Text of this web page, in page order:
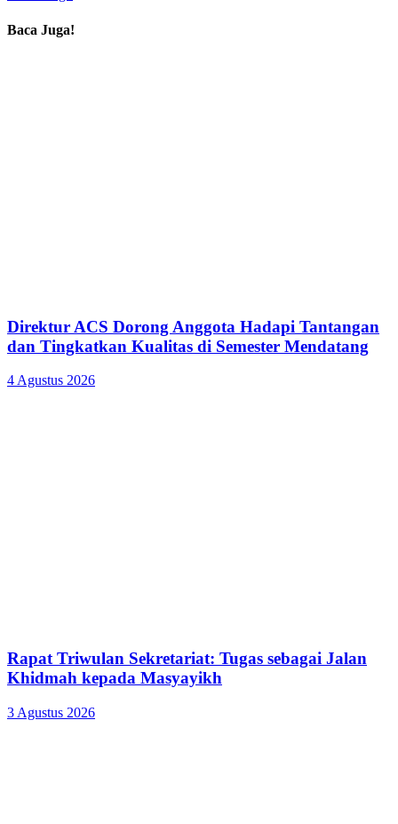
Baca Juga!
Direktur ACS Dorong Anggota Hadapi Tantangan
dan Tingkatkan Kualitas di Semester Mendatang
4 Agustus 2026
Rapat Triwulan Sekretariat: Tugas sebagai Jalan
Khidmah kepada Masyayikh
3 Agustus 2026